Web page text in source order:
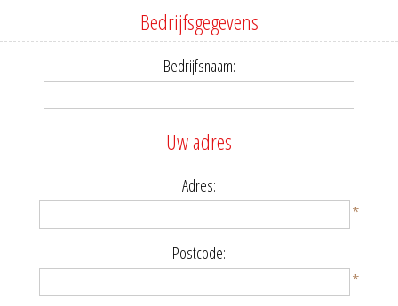
Bedrijfsgegevens
Bedrijfsnaam:
Uw adres
Adres:
*
Postcode:
*